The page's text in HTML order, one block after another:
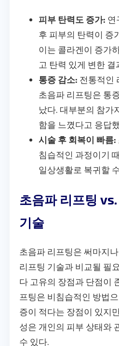
피부 탄력도 증가: 연
후 피부의 탄력이 증
이는 콜라겐이 증가
고 탄력 있게 변한 결
통증 감소: 전통적인
초음파 리프팅은 통
났다. 대부분의 참가
함을 느꼈다고 응답
시술 후 회복이 빠름:
침습적인 과정이기
일상생활로 복귀할
초음파 리프팅
기술
초음파 리프팅은 써마지
리프팅 기술과 비교될 필
다 고유의 장점과 단점이
프팅은 비침습적인 방법
증이 적다는 장점이 있지
성은 개인의 피부 상태와
수 있다.